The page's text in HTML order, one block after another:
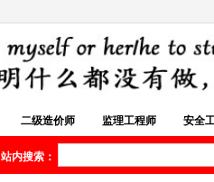
二级造价师 监理工程师 安全
站内搜索：